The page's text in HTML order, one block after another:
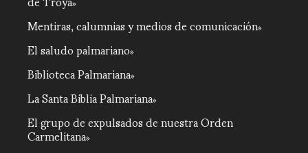
Mentiras, calumnias y medios de comunicación
El saludo palmariano
Biblioteca Palmariana
La Santa Biblia Palmariana
El grupo de expulsados de nuestra Orden
Carmelitana